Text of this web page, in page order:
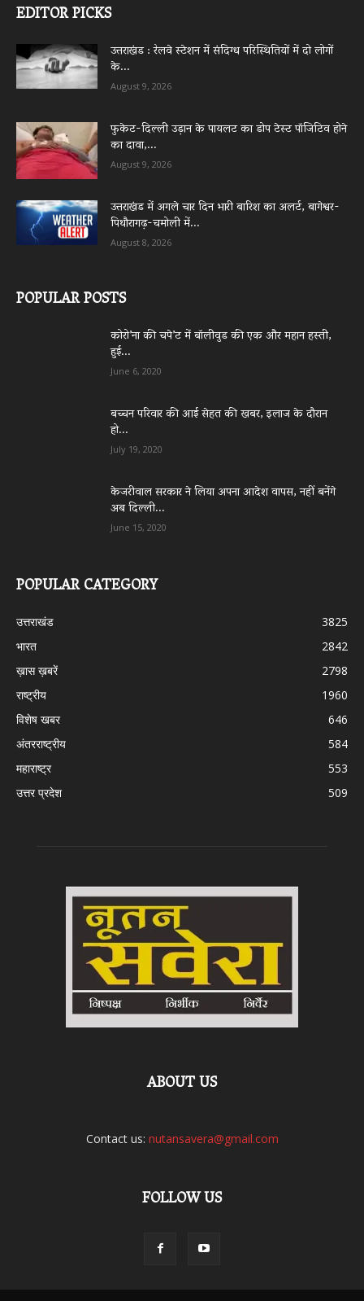
EDITOR PICKS
उत्तराखंड : रेलवे स्टेशन में संदिग्ध परिस्थितियों में दो लोगों
के...
August 9, 2026
फुकेट-दिल्ली उड़ान के पायलट का डोप टेस्ट पॉजिटिव होने
का दावा,...
August 9, 2026
उत्तराखंड में अगले चार दिन भारी बारिश का अलर्ट, बागेश्वर-
पिथौरागढ़-चमोली में...
August 8, 2026
POPULAR POSTS
कोरो’ना की चपे’ट में बॉलीवुड की एक और महान हस्ती,
हुई...
June 6, 2020
बच्चन परिवार की आई सेहत की खबर, इलाज के दौरान
हो...
July 19, 2020
केजरीवाल सरकार ने लिया अपना आदेश वापस, नहीं बनेंगे
अब दिल्ली...
June 15, 2020
POPULAR CATEGORY
उत्तराखंड
3825
भारत
2842
ख़ास ख़बरें
2798
राष्ट्रीय
1960
विशेष खबर
646
अंतरराष्ट्रीय
584
महाराष्ट्र
553
उत्तर प्रदेश
509
ABOUT US
Contact us: nutansavera@gmail.com
FOLLOW US